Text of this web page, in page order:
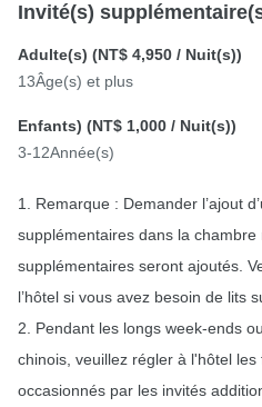
Invité(s)
Adulte(s) (NT$ 4,950 / Nuit(s))
13Âge(s) et plus
Enfants) (NT$ 1,000 / Nuit(s))
3-12Année(s)
1. Remarque : Demander l’ajout
supplémentaires dans la
supplémentaires seront ajoutés.
l’hôtel si vous avez besoin de lits
2. Pendant les longs week-ends
chinois, veuillez régler à l'hôtel
occasionnés par les invités